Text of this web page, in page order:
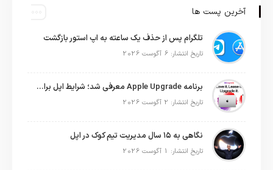
آخرین پست ها
تلگرام پس از حذف یک ساعته به اپ استور بازگشت
تاریخ انتشار: 6 آگوست 2026
برنامه Apple Upgrade معرفی شد؛ شرایط اپل برای اجاره آیفون، آیپد، مک و اپل واچ
تاریخ انتشار: 2 آگوست 2026
نگاهی به ۱۵ سال مدیریت تیم کوک در اپل
تاریخ انتشار: 1 آگوست 2026